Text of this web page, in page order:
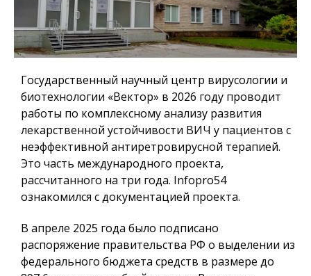
Государственный научный центр вирусологии и
биотехнологии «Вектор» в 2026 году проводит
работы по комплексному анализу развития
лекарственной устойчивости ВИЧ у пациентов с
неэффективной антиретровирусной терапией.
Это часть международного проекта,
рассчитанного на три года. Infopro54
ознакомился с документацией проекта.
В апреле 2025 года было подписано
распоряжение правительства РФ о выделении из
федерального бюджета средств в размере до